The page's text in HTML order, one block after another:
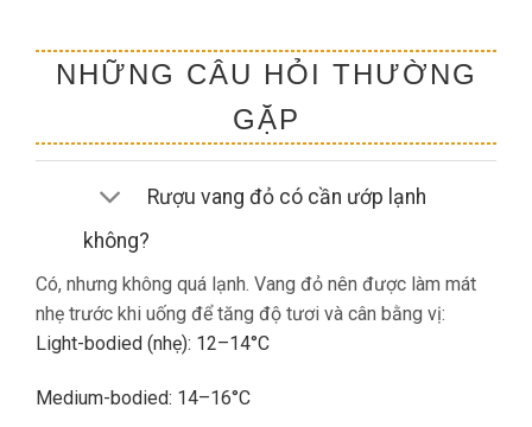
NHỮNG CÂU HỎI THƯỜNG
GẶP
Rượu vang đỏ có cần ướp lạnh
không?
Có, nhưng không quá lạnh. Vang đỏ nên được làm mát
nhẹ trước khi uống để tăng độ tươi và cân bằng vị:
Light-bodied (nhẹ): 12–14°C
Medium-bodied: 14–16°C